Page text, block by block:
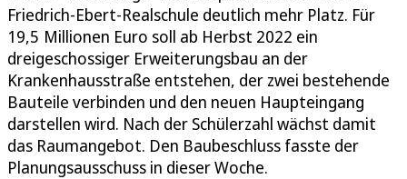
Friedrich-Ebert-Realschule deutlich mehr Platz. Für
19,5 Millionen Euro soll ab Herbst 2022 ein
dreigeschossiger Erweiterungsbau an der
Krankenhausstraße entstehen, der zwei bestehende
Bauteile verbinden und den neuen Haupteingang
darstellen wird. Nach der Schülerzahl wächst damit
das Raumangebot. Den Baubeschluss fasste der
Planungsausschuss in dieser Woche.